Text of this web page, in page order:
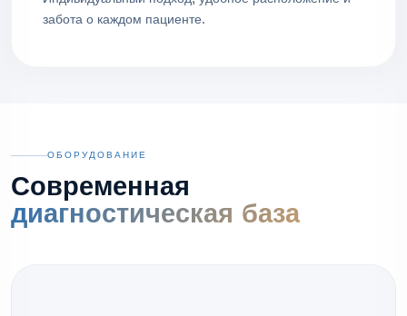
забота о каждом пациенте.
ОБОРУДОВАНИЕ
Современная
диагностическая база